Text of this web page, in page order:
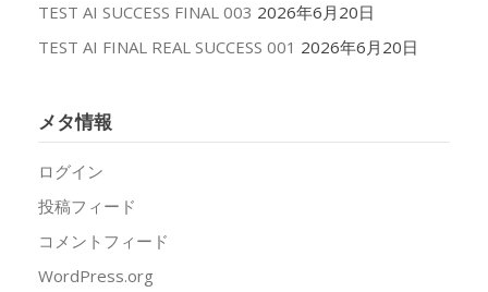
TEST AI SUCCESS FINAL 003 2026年6月20日
TEST AI FINAL REAL SUCCESS 001 2026年6月20日
メタ情報
ログイン
投稿フィード
コメントフィード
WordPress.org